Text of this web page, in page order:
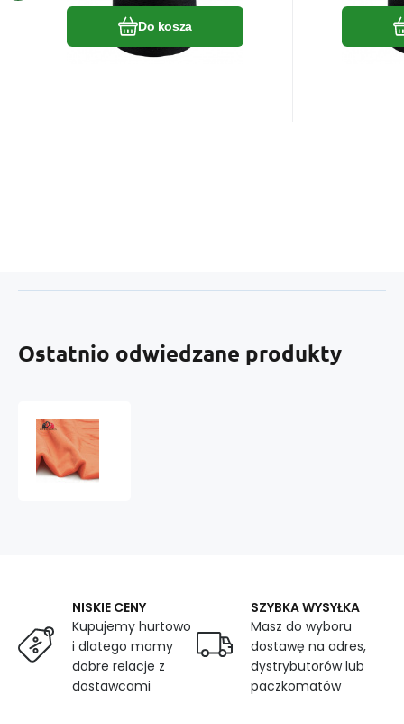
Do kosza
Ostatnio odwiedzane produkty
NISKIE CENY
Kupujemy hurtowo
i dlatego mamy
dobre relacje z
dostawcami
SZYBKA WYSYŁKA
Masz do wyboru
dostawę na adres,
dystrybutorów lub
paczkomatów